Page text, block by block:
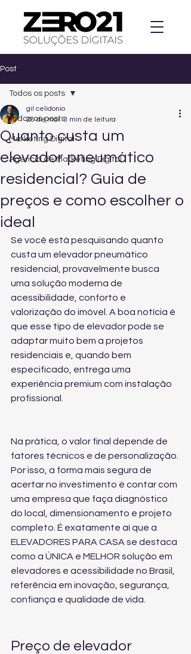
Post
Todos os posts
Marketing Digital
Agencia de Marketing Digital
Todos os posts
Quanto custa um
elevador pneumático
residencial? Guia de
preços e como escolher o
ideal
gil celidonio
28 de mai. 3 min de leitura
Se você está pesquisando quanto
custa um elevador pneumático
residencial, provavelmente busca
uma solução moderna de
acessibilidade, conforto e
valorização do imóvel. A boa notícia é
que esse tipo de elevador pode se
adaptar muito bem a projetos
residenciais e, quando bem
especificado, entrega uma
experiência premium com instalação
profissional.
Na prática, o valor final depende de
fatores técnicos e de personalização.
Por isso, a forma mais segura de
acertar no investimento é contar com
uma empresa que faça diagnóstico
do local, dimensionamento e projeto
completo. É exatamente aí que a
ELEVADORES PARA CASA se destaca
como a ÚNICA e MELHOR solução em
elevadores e acessibilidade no Brasil,
referência em inovação, segurança,
confiança e qualidade de vida.
Preço de elevador